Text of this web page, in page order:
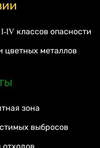
IV классов опасности
цветных металлов
зона
выбросов
отходов